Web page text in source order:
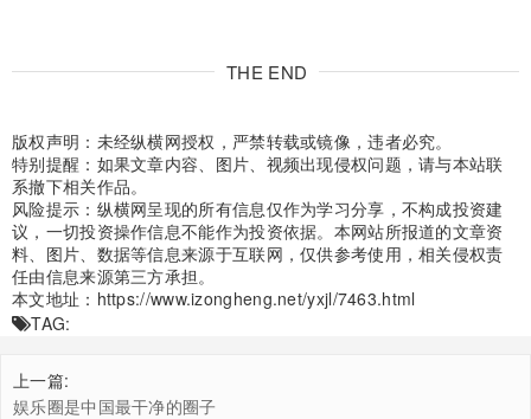
THE END
版权声明：未经纵横网授权，严禁转载或镜像，违者必究。
特别提醒：如果文章内容、图片、视频出现侵权问题，请与本站联
系撤下相关作品。
风险提示：纵横网呈现的所有信息仅作为学习分享，不构成投资建
议，一切投资操作信息不能作为投资依据。本网站所报道的文章资
料、图片、数据等信息来源于互联网，仅供参考使用，相关侵权责
任由信息来源第三方承担。
本文地址： https://www.izongheng.net/yxjl/7463.html
TAG:
上一篇:
娱乐圈是中国最干净的圈子